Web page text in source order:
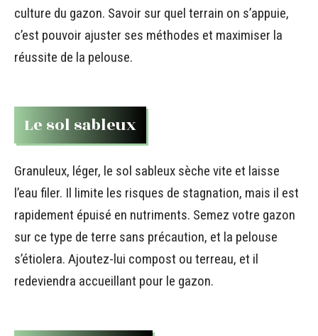
culture du gazon. Savoir sur quel terrain on s’appuie,
c’est pouvoir ajuster ses méthodes et maximiser la
réussite de la pelouse.
Le sol sableux
Granuleux, léger, le sol sableux sèche vite et laisse
l’eau filer. Il limite les risques de stagnation, mais il est
rapidement épuisé en nutriments. Semez votre gazon
sur ce type de terre sans précaution, et la pelouse
s’étiolera. Ajoutez-lui compost ou terreau, et il
redeviendra accueillant pour le gazon.